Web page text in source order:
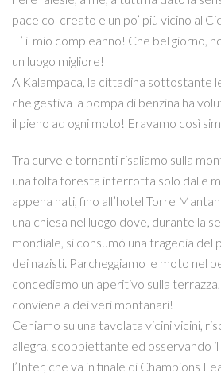
pace col creato e un po’ più vicino al
E’ il mio compleanno! Che bel giorno,
un luogo migliore!
A Kalampaca, la cittadina sottostante
che gestiva la pompa di benzina ha
il pieno ad ogni moto! Eravamo così
Tra curve e tornanti risaliamo sulla
una folta foresta interrotta solo dalle
appena nati, fino all’hotel Torre
una chiesa nel luogo dove, durante la
mondiale, si consumò una tragedia del
dei nazisti. Parcheggiamo le moto nel
concediamo un aperitivo sulla
conviene a dei veri montanari!
Ceniamo su una tavolata vicini vicini,
allegra, scoppiettante ed osservando il
l’Inter, che va in finale di Champions